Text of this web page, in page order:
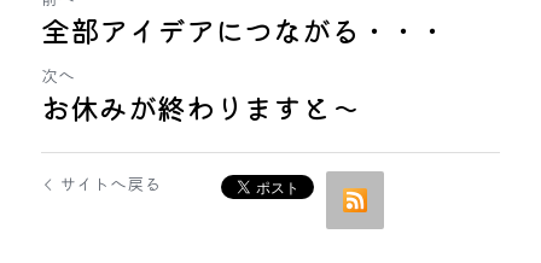
全部アイデアにつながる・・・
次へ
お休みが終わりますと～
サイトへ戻る